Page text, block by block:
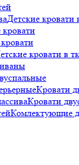
Детские кровати
кровати в
Кровати
Кровати
Комлектующие